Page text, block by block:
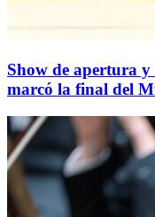
Show de apertura y
marcó la final del